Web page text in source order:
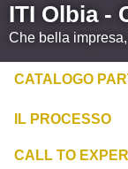
ITI Olbia -
Che bella
CATALOGO
IL PROCESSO
CALL TO